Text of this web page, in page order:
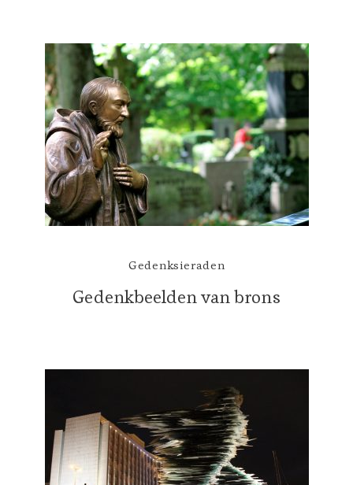
Gedenksieraden
Gedenkbeelden van brons